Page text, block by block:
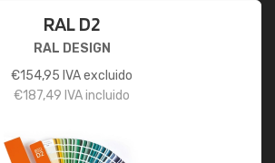
RAL D2
RAL DESIGN
€154,95 IVA excluido
€187,49 IVA incluido